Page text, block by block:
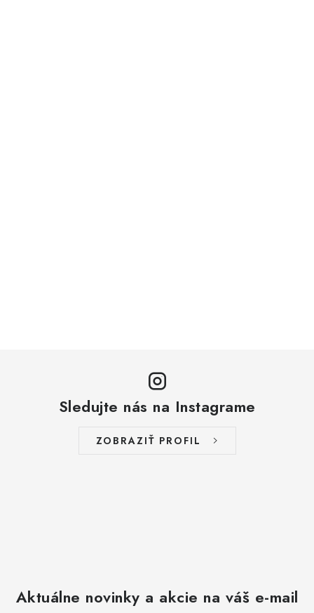
Sledujte nás na Instagrame
ZOBRAZIŤ PROFIL
Aktuálne novinky a akcie na váš e-mail